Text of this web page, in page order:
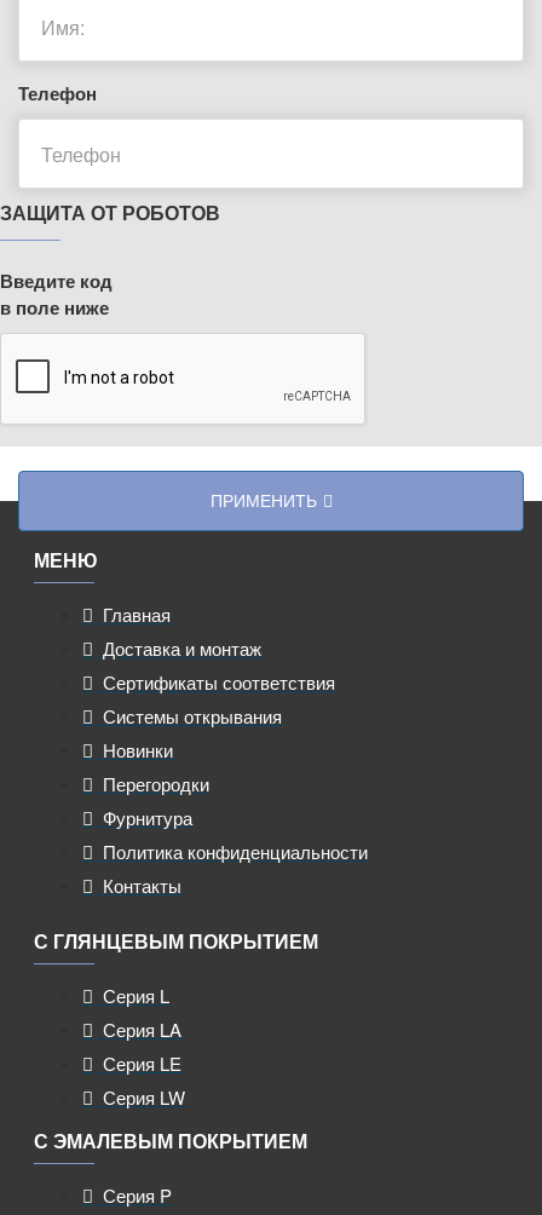
Телефон
ЗАЩИТА ОТ РОБОТОВ
Введите код
в поле ниже
ПРИМЕНИТЬ
МЕНЮ
Главная
Доставка и монтаж
Сертификаты соответствия
Системы открывания
Новинки
Перегородки
Фурнитура
Политика конфиденциальности
Контакты
С ГЛЯНЦЕВЫМ ПОКРЫТИЕМ
Серия L
Серия LA
Серия LE
Серия LW
С ЭМАЛЕВЫМ ПОКРЫТИЕМ
Серия P